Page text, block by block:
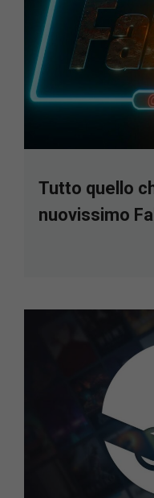
Tutto quello
nuovissimo